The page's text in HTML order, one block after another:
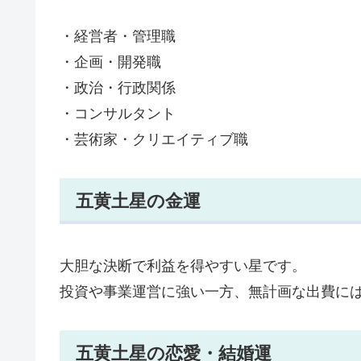
・経営者・管理職
・企画・開発職
・政治・行政関係
・コンサルタント
・芸術家・クリエイティブ職
五黄土星の金運
大胆な決断で利益を得やすい星です。
投資や事業運営に強い一方、無計画な出費に
五黄土星の恋愛・結婚運